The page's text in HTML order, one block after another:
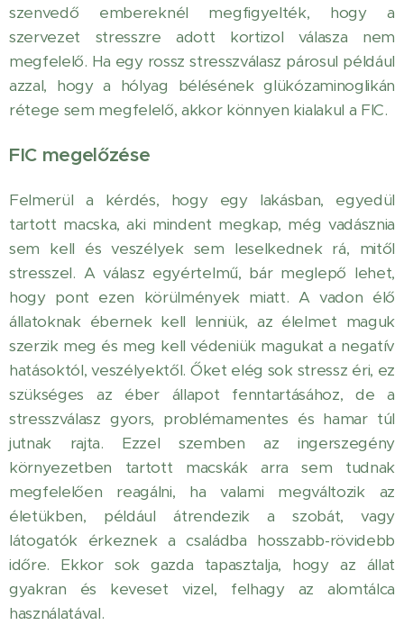
szenvedő embereknél megfigyelték, hogy a
szervezet stresszre adott kortizol válasza nem
megfelelő. Ha egy rossz stresszválasz párosul például
azzal, hogy a hólyag bélésének glükózaminoglikán
rétege sem megfelelő, akkor könnyen kialakul a FIC.
FIC megelőzése
Felmerül a kérdés, hogy egy lakásban, egyedül
tartott macska, aki mindent megkap, még vadásznia
sem kell és veszélyek sem leselkednek rá, mitől
stresszel. A válasz egyértelmű, bár meglepő lehet,
hogy pont ezen körülmények miatt. A vadon élő
állatoknak ébernek kell lenniük, az élelmet maguk
szerzik meg és meg kell védeniük magukat a negatív
hatásoktól, veszélyektől. Őket elég sok stressz éri, ez
szükséges az éber állapot fenntartásához, de a
stresszválasz gyors, problémamentes és hamar túl
jutnak rajta. Ezzel szemben az ingerszegény
környezetben tartott macskák arra sem tudnak
megfelelően reagálni, ha valami megváltozik az
életükben, például átrendezik a szobát, vagy
látogatók érkeznek a családba hosszabb-rövidebb
időre. Ekkor sok gazda tapasztalja, hogy az állat
gyakran és keveset vizel, felhagy az alomtálca
használatával.